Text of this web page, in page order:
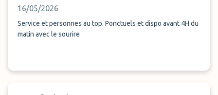
16/05/2026
Service et personnes au top. Ponctuels et dispo avant 4H du
matin avec le sourire